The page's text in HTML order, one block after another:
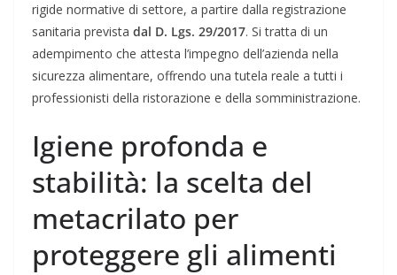
rigide normative di settore, a partire dalla registrazione
sanitaria prevista dal D. Lgs. 29/2017. Si tratta di un
adempimento che attesta l’impegno dell’azienda nella
sicurezza alimentare, offrendo una tutela reale a tutti i
professionisti della ristorazione e della somministrazione.
Igiene profonda e
stabilità: la scelta del
metacrilato per
proteggere gli alimenti